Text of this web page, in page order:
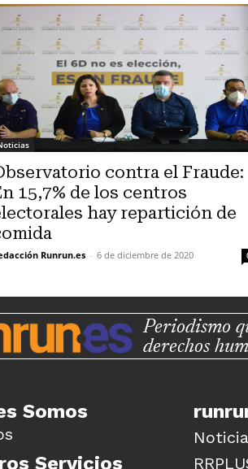
contra el Fraude:
15,7% de los centros
hay repartición de
Runrun.es - 6 de diciembre de 2020
Periodismo
derechos
Somos
Servicios